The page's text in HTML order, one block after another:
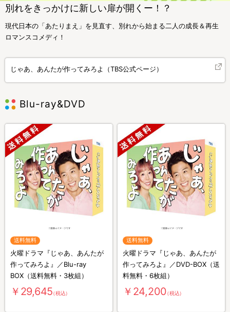
別れをきっかけに新しい扉が開くー！？
現代日本の「あたりまえ」を見直す、別れから始まる二人の成長＆再生
ロマンスコメディ！
じゃあ、あんたが作ってみろよ（TBS公式ページ）
Blu-ray&DVD
送料無料
火曜ドラマ『じゃあ、あんたが
作ってみろよ』／Blu-ray
BOX（送料無料・3枚組）
￥29,645（税込）
送料無料
火曜ドラマ『じゃあ、あんたが
作ってみろよ』／DVD-BOX（送
料無料・6枚組）
￥24,200（税込）